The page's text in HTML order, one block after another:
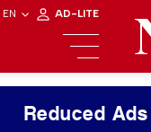
EN AD-LITE
Reduced